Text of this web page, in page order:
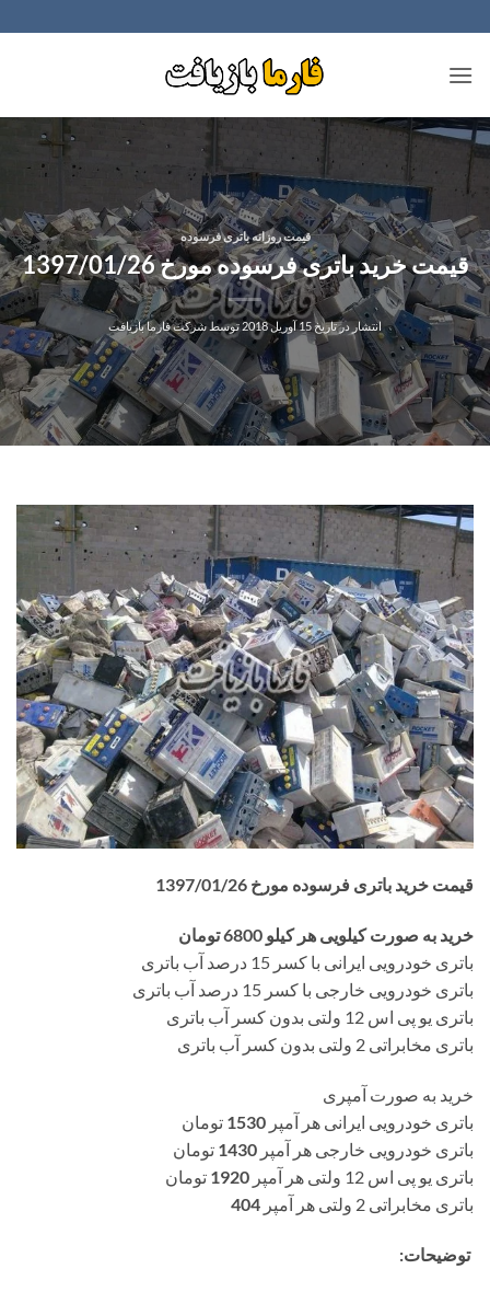
to
content
قیمت روزانه باتری فرسوده
قیمت خرید باتری فرسوده مورخ 1397/01/26
انتشار در تاریخ15 آوریل 2018 توسط شرکت فارما بازیافت
قیمت خرید باتری فرسوده مورخ 1397/01/26
خرید به صورت کیلویی هر کیلو 6800 تومان
باتری خودرویی ایرانی با کسر 15 درصد آب باتری
باتری خودرویی خارجی با کسر 15 درصد آب باتری
باتری یو پی اس 12 ولتی بدون کسر آب باتری
باتری مخابراتی 2 ولتی بدون کسر آب باتری
خرید به صورت آمپری
باتری خودرویی ایرانی هر آمپر 1530 تومان
باتری خودرویی خارجی هر آمپر 1430 تومان
باتری یو پی اس 12 ولتی هر آمپر
1920 تومان
باتری مخابراتی 2 ولتی هر آمپر
404
توضیحات: